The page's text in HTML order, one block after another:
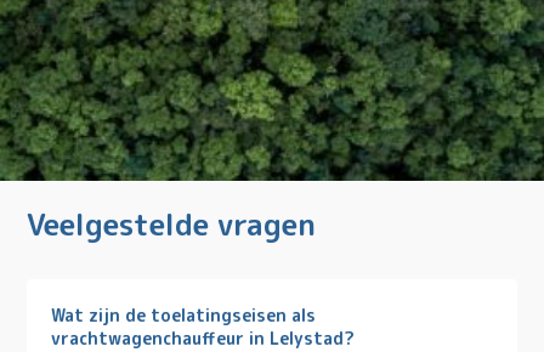
Veelgestelde vragen
Wat zijn de toelatingseisen als
vrachtwagenchauffeur in Lelystad?